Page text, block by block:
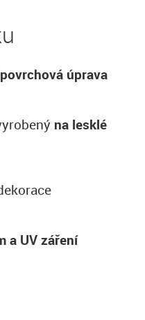
úprava
na lesklé
a UV záření